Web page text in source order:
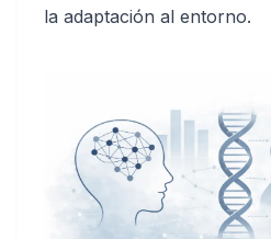
la adaptación al entorno.